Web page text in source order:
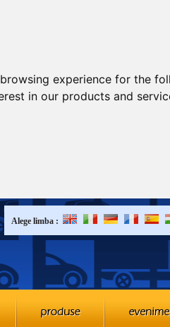
experience for the
in our products and
Alege limba :